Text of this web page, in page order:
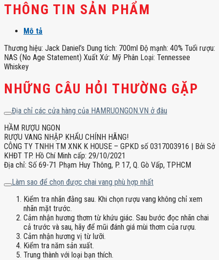
THÔNG TIN SẢN PHẨM
Mô tả
Thương hiệu: Jack Daniel’s Dung tích: 700ml Độ mạnh: 40% Tuổi rượu:
NAS (No Age Statement) Xuất Xứ: Mỹ Phân Loại: Tennessee
Whiskey
NHỮNG CÂU HỎI THƯỜNG GẶP
Địa chỉ các cửa hàng của HAMRUONGON.VN ở đâu
HẦM RƯỢU NGON
RƯỢU VANG NHẬP KHẨU CHÍNH HÃNG!
CÔNG TY TNHH TM XNK K HOUSE – GPKD số 0317003916 | Bởi Sở
KHĐT TP. Hồ Chí Minh cấp: 29/10/2021
Địa chỉ: Số 69-71 Phạm Huy Thông, P. 17, Q. Gò Vấp, TPHCM
Làm sao để chọn được chai vang phù hợp nhất
Kiểm tra nhãn đằng sau. Khi chọn rượu vang không chỉ xem
nhãn mặt trước.
Cảm nhận hương thơm từ khứu giác. Sau bước đọc nhãn chai
cả trước và sau, hãy để mũi đánh giá mùi thơm của rượu.
Cảm nhận hương vị từ lưỡi.
Kiểm tra năm sản xuất.
Trung thành với loại bạn thích.